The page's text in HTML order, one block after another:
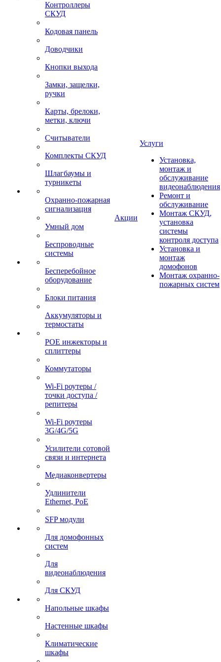
Контроллеры
СКУД
Кодовая панель
Доводчики
Кнопки выхода
Замки, защелки,
ручки
Карты, брелоки,
метки, ключи
Считыватели
Комплекты СКУД
Шлагбаумы и
турникеты
Охранно-пожарная
сигнализация
Умный дом
Беспроводные
системы
Бесперебойное
оборудование
Блоки питания
Аккумуляторы и
термостаты
POE инжекторы и
сплиттеры
Коммутаторы
Wi-Fi роутеры /
точки доступа /
репитеры
Wi-Fi роутеры
3G/4G/5G
Усилители сотовой
связи и интернета
Медиаконвертеры
Удлинители
Ethernet, PoE
SFP модули
Для домофонных
систем
Для
видеонаблюдения
Для СКУД
Напольные шкафы
Настенные шкафы
Климатические
шкафы
Акции
Услуги
Установка,
монтаж и
обслуживание
видеонаблюдения
Ремонт и
обслуживание
Монтаж СКУД,
установка
системы
контроля доступа
Установка и
монтаж
домофонов
Монтаж охранно-
пожарных систем